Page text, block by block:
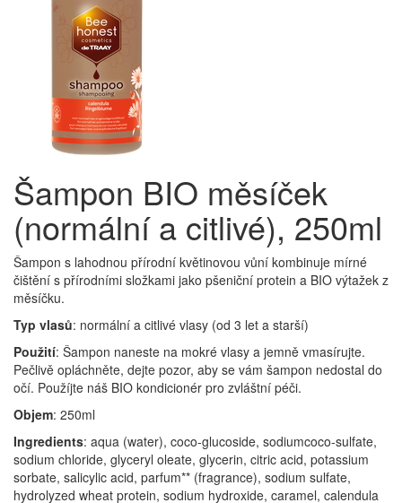
Šampon BIO měsíček
(normální a citlivé), 250ml
Šampon s lahodnou přírodní květinovou vůní kombinuje mírné
čištění s přírodními složkami jako pšeniční protein a BIO výtažek z
měsíčku.
Typ vlasů: normální a citlivé vlasy (od 3 let a starší)
Použití: Šampon naneste na mokré vlasy a jemně vmasírujte.
Pečlivě opláchněte, dejte pozor, aby se vám šampon nedostal do
očí. Použíjte náš BIO kondicionér pro zvláštní péči.
Objem: 250ml
Ingredients: aqua (water), coco-glucoside, sodiumcoco-sulfate,
sodium chloride, glyceryl oleate, glycerin, citric acid, potassium
sorbate, salicylic acid, parfum** (fragrance), sodium sulfate,
hydrolyzed wheat protein, sodium hydroxide, caramel, calendula